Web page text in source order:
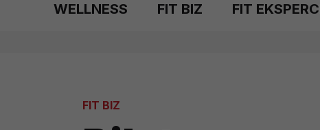
WELLNESS FIT BIZ FIT
FIT BIZ